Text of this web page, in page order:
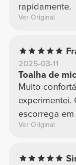
rapidamente.
Ver Original
2025-03-11
Toalha de
Muito
experimentei.
escorrega
Ver Original